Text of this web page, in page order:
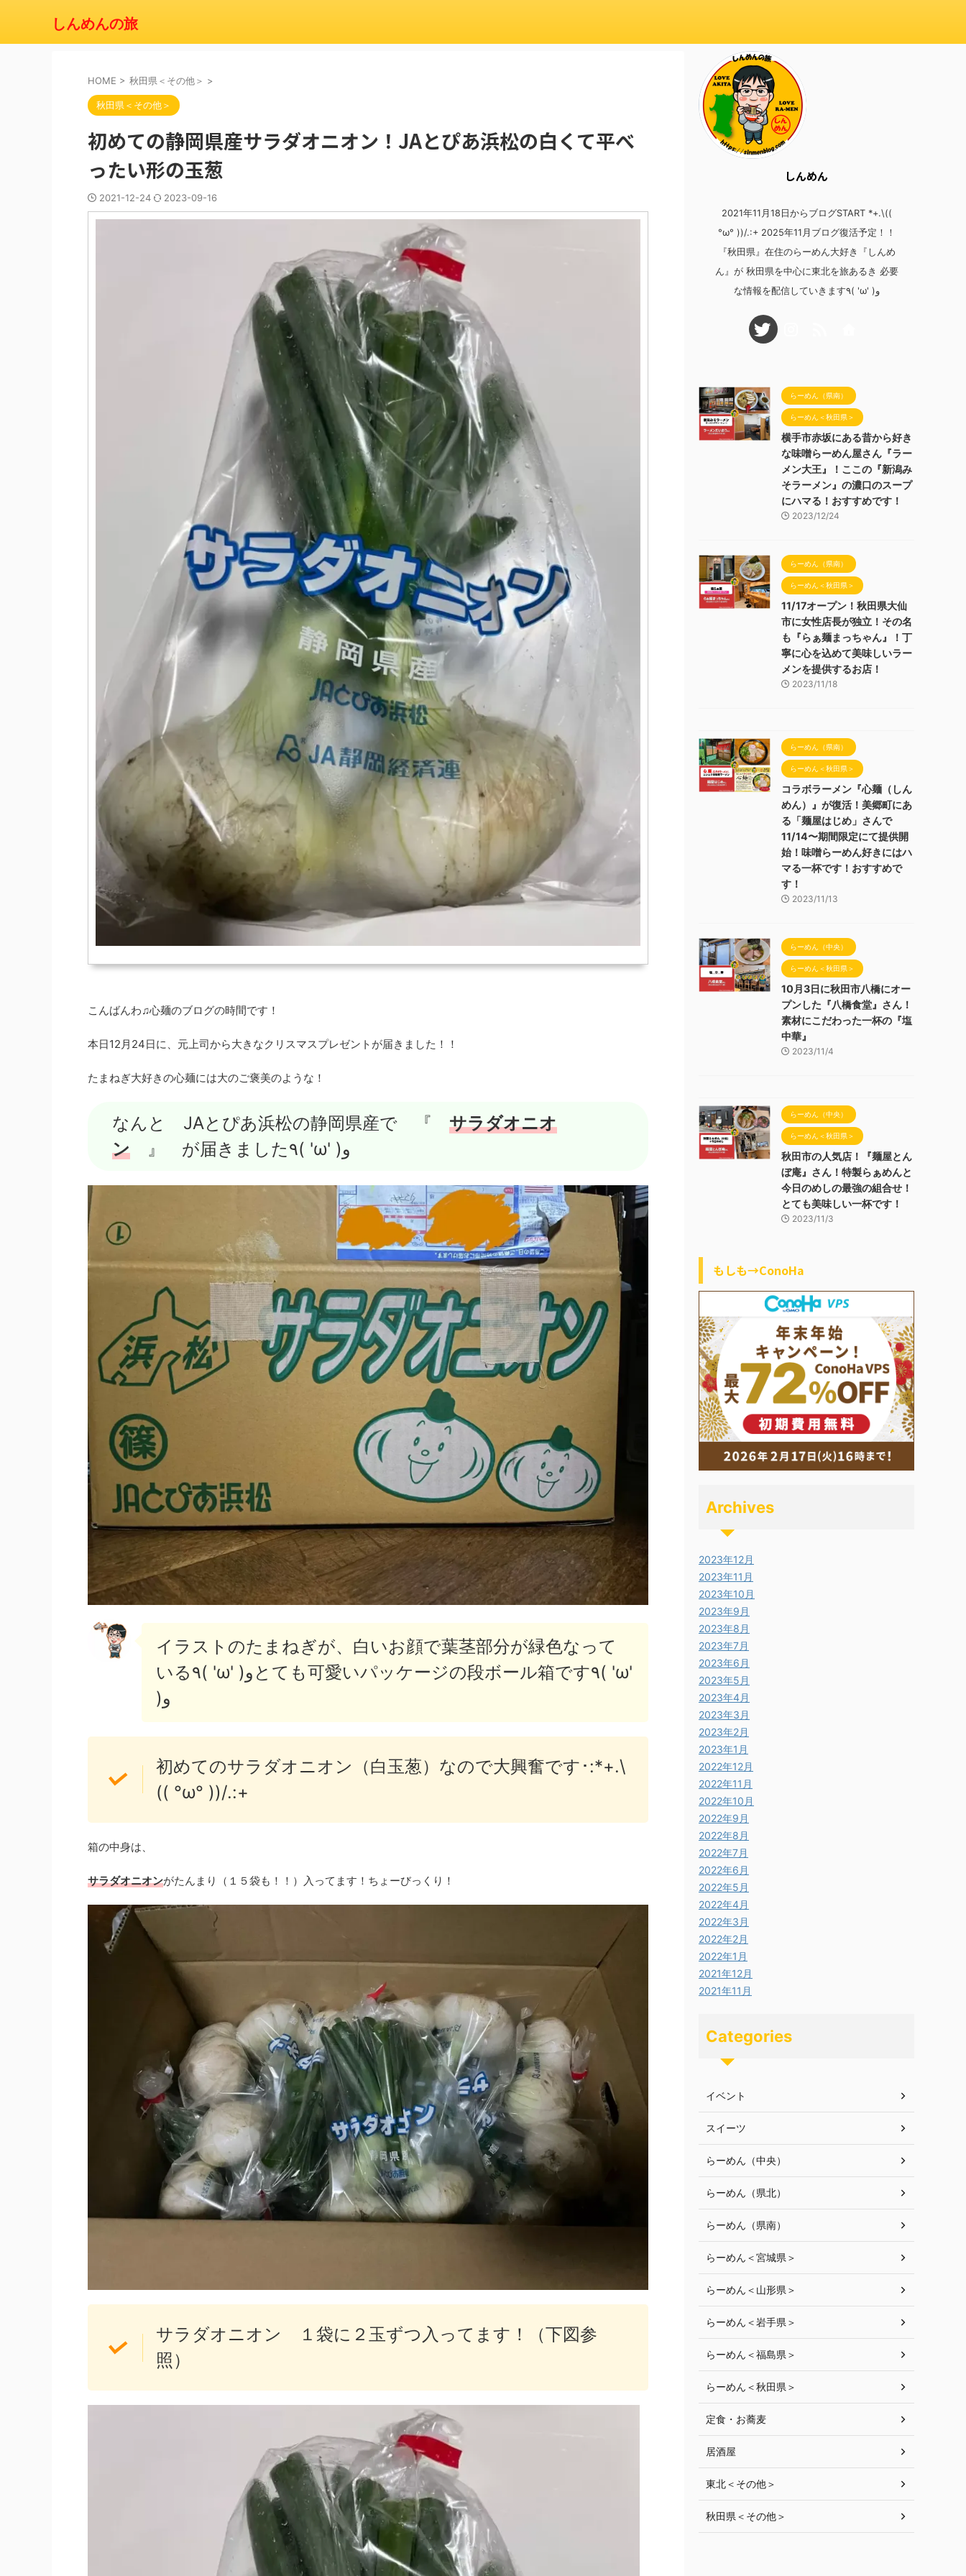
しんめんの旅
HOME > 秋田県＜その他＞ >
秋田県＜その他＞
初めての静岡県産サラダオニオン！JAとぴあ浜松の白くて平べ
ったい形の玉葱
2021-12-24 2023-09-16
こんばんわ♫心麺のブログの時間です！
本日12月24日に、元上司から大きなクリスマスプレゼントが届きました！！
たまねぎ大好きの心麺には大のご褒美のような！
なんと JAとぴあ浜松の静岡県産で 『 サラダオニオ
ン
』 が届きました٩( 'ω' )و
イラストのたまねぎが、白いお顔で葉茎部分が緑色なって
いる٩( 'ω' )وとても可愛いパッケージの段ボール箱です٩( 'ω'
)و
初めてのサラダオニオン（白玉葱）なので大興奮です･:*+.\
(( °ω° ))/.:+
箱の中身は、
サラダオニオンがたんまり（１５袋も！！）入ってます！ちょーびっくり！
サラダオニオン １袋に２玉ずつ入ってます！（下図参
照）
しんめん
2021年11月18日からブログSTART *+.\((
°ω° ))/.:+ 2025年11月ブログ復活予定！！
『秋田県』在住のらーめん大好き『しんめ
ん』が 秋田県を中心に東北を旅あるき 必要
な情報を配信していきます٩( 'ω' )و
らーめん（県南）
らーめん＜秋田県＞
横手市赤坂にある昔から好き
な味噌らーめん屋さん『ラー
メン大王』！ここの『新潟み
そラーメン』の濃口のスープ
にハマる！おすすめです！
2023/12/24
らーめん（県南）
らーめん＜秋田県＞
11/17オープン！秋田県大仙
市に女性店長が独立！その名
も『らぁ麺まっちゃん』！丁
寧に心を込めて美味しいラー
メンを提供するお店！
2023/11/18
らーめん（県南）
らーめん＜秋田県＞
コラボラーメン『心麺（しん
めん）』が復活！美郷町にあ
る「麺屋はじめ」さんで
11/14〜期間限定にて提供開
始！味噌らーめん好きにはハ
マる一杯です！おすすめで
す！
2023/11/13
らーめん（中央）
らーめん＜秋田県＞
10月3日に秋田市八橋にオー
プンした『八橋食堂』さん！
素材にこだわった一杯の『塩
中華』
2023/11/4
らーめん（中央）
らーめん＜秋田県＞
秋田市の人気店！『麺屋とん
ぼ庵』さん！特製らぁめんと
今日のめしの最強の組合せ！
とても美味しい一杯です！
2023/11/3
もしも→ConoHa
Archives
2023年12月
2023年11月
2023年10月
2023年9月
2023年8月
2023年7月
2023年6月
2023年5月
2023年4月
2023年3月
2023年2月
2023年1月
2022年12月
2022年11月
2022年10月
2022年9月
2022年8月
2022年7月
2022年6月
2022年5月
2022年4月
2022年3月
2022年2月
2022年1月
2021年12月
2021年11月
Categories
イベント
スイーツ
らーめん（中央）
らーめん（県北）
らーめん（県南）
らーめん＜宮城県＞
らーめん＜山形県＞
らーめん＜岩手県＞
らーめん＜福島県＞
らーめん＜秋田県＞
定食・お蕎麦
居酒屋
東北＜その他＞
秋田県＜その他＞